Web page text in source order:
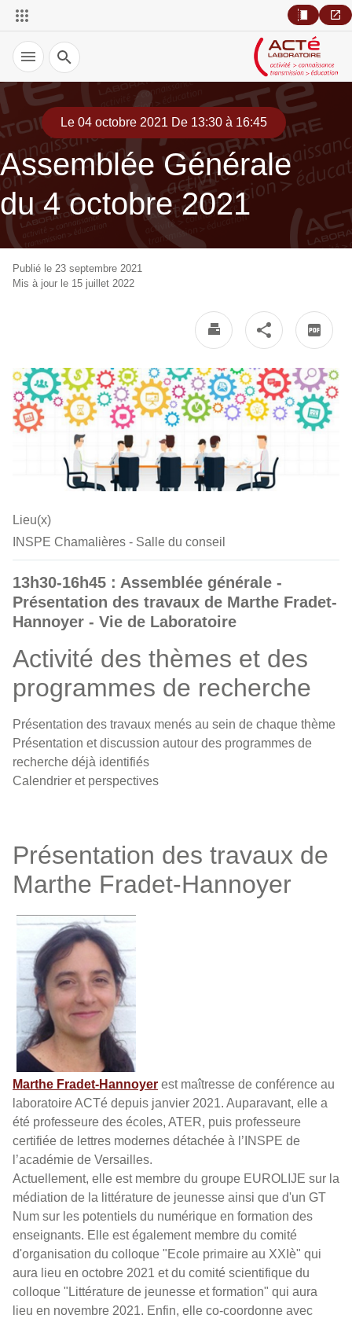
Recherche
Le 04 octobre 2021 De 13:30 à 16:45
Assemblée Générale
du 4 octobre 2021
Publié le 23 septembre 2021
Mis à jour le 15 juillet 2022
Lieu(x)
INSPE Chamalières - Salle du conseil
13h30-16h45 : Assemblée générale -
Présentation des travaux de Marthe Fradet-
Hannoyer - Vie de Laboratoire
Activité des thèmes et des
programmes de recherche
Présentation des travaux menés au sein de chaque thème
Présentation et discussion autour des programmes de
recherche déjà identifiés
Calendrier et perspectives
Présentation des travaux de
Marthe Fradet-Hannoyer
Marthe Fradet-Hannoyer est maîtresse de conférence au
laboratoire ACTé depuis janvier 2021. Auparavant, elle a
été professeure des écoles, ATER, puis professeure
certifiée de lettres modernes détachée à l’INSPE de
l’académie de Versailles.
Actuellement, elle est membre du groupe EUROLIJE sur la
médiation de la littérature de jeunesse ainsi que d'un GT
Num sur les potentiels du numérique en formation des
enseignants. Elle est également membre du comité
d'organisation du colloque "Ecole primaire au XXIè" qui
aura lieu en octobre 2021 et du comité scientifique du
colloque "Littérature de jeunesse et formation" qui aura
lieu en novembre 2021. Enfin, elle co-coordonne avec